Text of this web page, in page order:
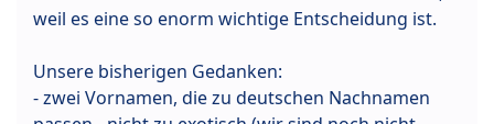
weil es eine so enorm wichtige Entscheidung ist.
Unsere bisherigen Gedanken:
- zwei Vornamen, die zu deutschen Nachnamen